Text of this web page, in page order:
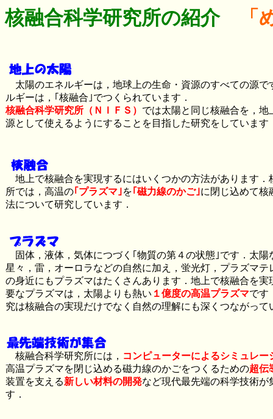
核融合科学研究所の紹介
太陽のエネルギーは，地球上の生命・資源のすべての源で
ルギーは，｢核融合｣でつくられています．
核融合科学研究所（ＮＩＦＳ） では太陽と同じ核融合を，地
源として使えるようにすることを目指した研究をしています
地上で核融合を実現するにはいくつかの方法があります．
所では，高温の｢プラズマ｣を｢磁力線のかご｣に閉じ込めて核
法について研究しています．
固体，液体，気体につづく｢物質の第４の状態｣です．太陽
星々，雷，オーロラなどの自然に加え，蛍光灯，プラズマテ
の身近にもプラズマはたくさんあります．地上で核融合を実
要なプラズマは，太陽よりも熱い １億度の高温プラズマです
究は核融合の実現だけでなく自然の理解にも深くつながって
核融合科学研究所には， コンピューターによるシミュレー
高温プラズマを閉じ込める磁力線のかごをつくるための超伝
装置を支える新しい材料の開発など現代最先端の科学技術が
す．